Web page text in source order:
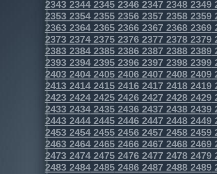
2343234423452346234723482349
2353235423552356235723582359
2363236423652366236723682369
2373237423752376237723782379
2383238423852386238723882389
2393239423952396239723982399
2403240424052406240724082409
2413241424152416241724182419
2423242424252426242724282429
2433243424352436243724382439
2443244424452446244724482449
2453245424552456245724582459
2463246424652466246724682469
2473247424752476247724782479
2483248424852486248724882489